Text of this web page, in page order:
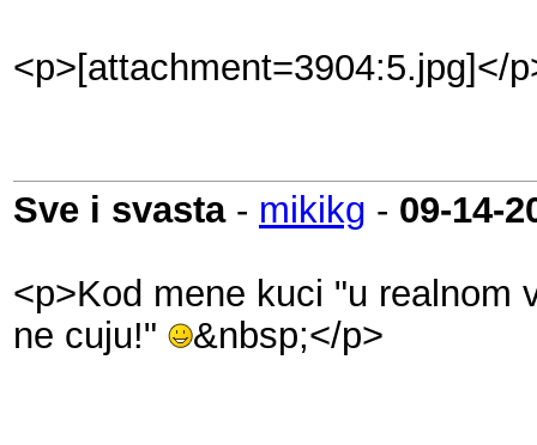
<p>[attachment=3904:5.jpg]</
Sve i svasta- mikikg - 09-14-
<p>Kod mene kuci "u realnom
ne cuju!"
&nbsp;</p>